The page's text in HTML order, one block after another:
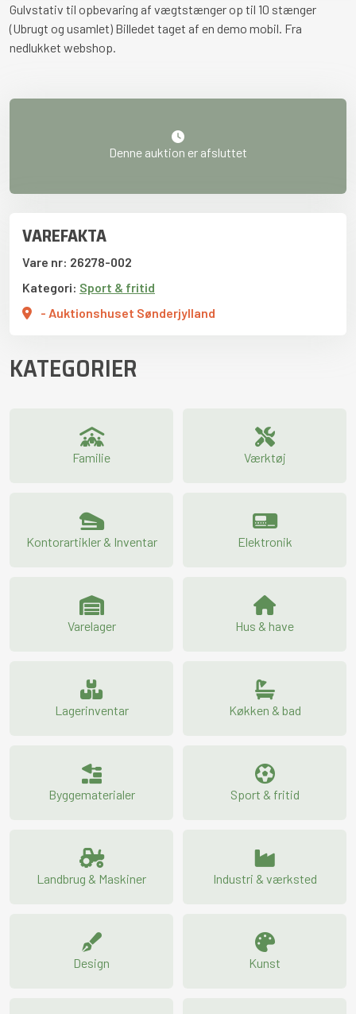
Gulvstativ til opbevaring af vægtstænger op til 10 stænger
(Ubrugt og usamlet) Billedet taget af en demo mobil. Fra
nedlukket webshop.
Denne auktion er afsluttet
VAREFAKTA
Vare nr: 26278-002
Kategori: Sport & fritid
- Auktionshuset Sønderjylland
KATEGORIER
Familie Værktøj
Kontorartikler & Inventar Elektronik
Varelager Hus & have
Lagerinventar Køkken & bad
Byggematerialer Sport & fritid
Landbrug & Maskiner Industri & værksted
Design Kunst